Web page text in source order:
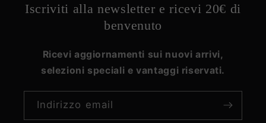
Iscriviti alla newsletter e ricevi 20€ di
benvenuto
Ricevi aggiornamenti sui nuovi arrivi,
selezioni speciali e vantaggi riservati.
Indirizzo email